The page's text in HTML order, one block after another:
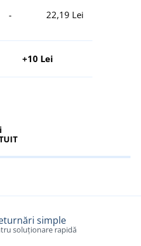
- 22,19 Lei
+10 Lei
simple
soluționare rapidă